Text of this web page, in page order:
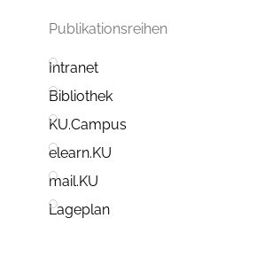
Publikationsreihen
Intranet
Bibliothek
KU.Campus
elearn.KU
mail.KU
Lageplan